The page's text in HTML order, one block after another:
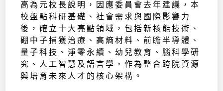
高為元校長說明，因應委員會去年建議，本
校盤點科研基礎、社會需求與國際影響力
後，確立十大亮點領域，包括新核能技術、
硼中子捕獲治療、高熵材料、前瞻半導體、
量子科技、淨零永續、幼兒教育、腦科學研
究、人工智慧及語言學，作為整合跨院資源
與培育未來人才的核心架構。